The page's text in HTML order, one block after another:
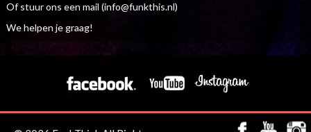
Of stuur ons een mail (info@funkthis.nl)
We helpen je graag!